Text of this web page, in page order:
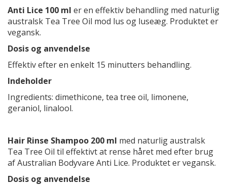
Anti Lice 100 ml er en effektiv behandling med naturlig
australsk Tea Tree Oil mod lus og luseæg. Produktet er
vegansk.
Dosis og anvendelse
Effektiv efter en enkelt 15 minutters behandling.
Indeholder
Ingredients: dimethicone, tea tree oil, limonene,
geraniol, linalool.
Hair Rinse Shampoo 200 ml med naturlig australsk
Tea Tree Oil til effektivt at rense håret med efter brug
af Australian Bodyvare Anti Lice. Produktet er vegansk.
Dosis og anvendelse